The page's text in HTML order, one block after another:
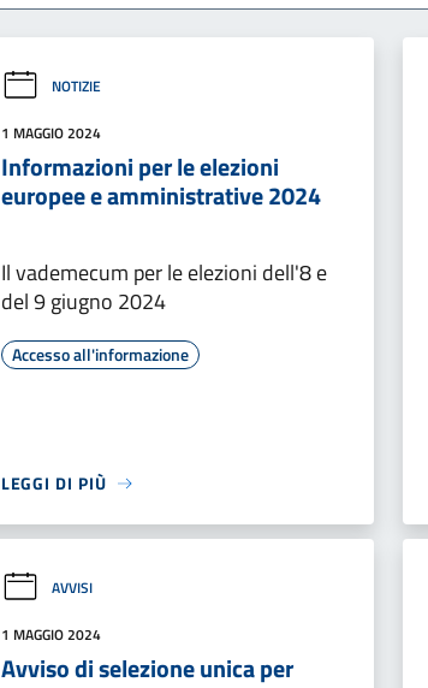
NOTIZIE
1 MAGGIO 2024
Informazioni per le elezioni
europee e amministrative 2024
Il vademecum per le elezioni dell'8 e
del 9 giugno 2024
Accesso all'informazione
LEGGI DI PIÙ
AVVISI
1 MAGGIO 2024
Avviso di selezione unica per